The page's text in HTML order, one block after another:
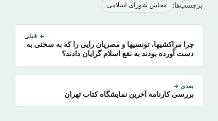
برچسب‌ها: مجلس شورای اسلامی
← قبلی
چرا مراکشیها، تونسیها و مصریان رأیی را که به سختی به
دست آورده بودند به نفع اسلام گرایان دادند؟
بعدی →
بررسی کارنامه آخرین نمایشگاه کتاب تهران